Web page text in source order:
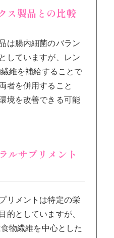
ス製品との比較
は腸内細菌のバラン
していますが、レン
維を補給することで
者を併用すること
境を改善できる可能
ルサプリメント
リメントは特定の栄
的としていますが、
物繊維を中心とした